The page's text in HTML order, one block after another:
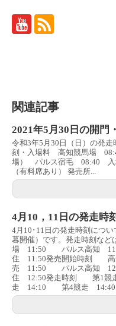
関連記事
2021年5月30日の開門
令和3年5月30日（日）の発
刻・入場料 高知競馬場
場） パルス宿毛 08:40
（有料席あり） 発売所...
4月10，11日の発走時
4月10･11日の発走時刻につ
暮開催）です。発走時刻な
場 11:50 パルス高知
住 11:50発売開始時刻
売 11:50 パルス高知
住 12:50発走時刻 第1
走 14:10 第4競走